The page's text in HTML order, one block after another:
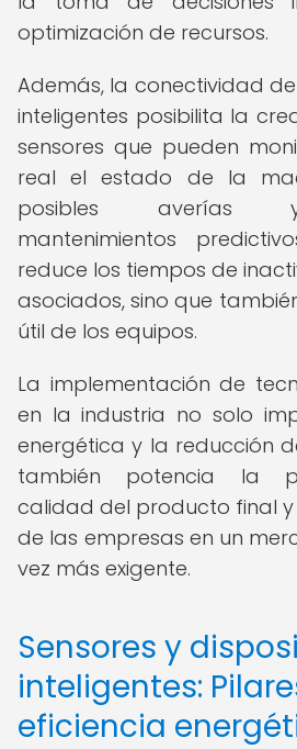
optimización de recursos.
Además, la conectividad
inteligentes posibilita la
sensores que pueden
real el estado de la
posibles averías
mantenimientos
reduce los tiempos de
asociados, sino que
útil de los equipos.
La implementación de
en la industria no solo
energética y la reducción
también potencia la
calidad del producto final
de las empresas en un
vez más exigente.
Sensores y
inteligentes:
eficiencia